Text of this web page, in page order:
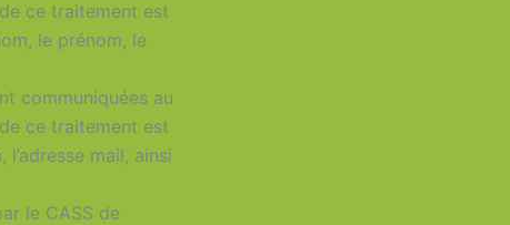
ce traitement est
le prénom, le
communiquées au
ce traitement est
mail, ainsi
le CASS de